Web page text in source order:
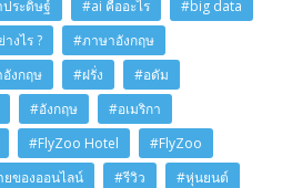
ระดิษฐ์ #ai คืออะไร
#big data
งไร ?
#ภาษาอังกฤษ
งกฤษ #ฝรั่ง
#อดัม
#อังกฤษ
#อเมริกา
#FlyZoo Hotel
#FlyZoo
ของออนไลน์ #รีวิว
#หุ่นยนต์